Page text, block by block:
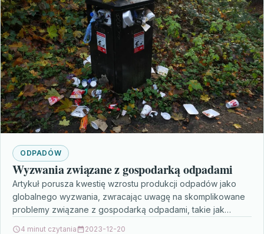
ODPADÓW
Wyzwania związane z gospodarką odpadami
Artykuł porusza kwestię wzrostu produkcji odpadów jako
globalnego wyzwania, zwracając uwagę na skomplikowane
problemy związane z gospodarką odpadami, takie jak
4 minut czytania 2023-12-20